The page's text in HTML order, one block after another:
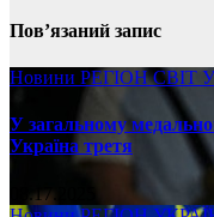
Пов’язаний запис
Новини РЕГІОНСВІТ
У загальному
Україна третя
08.17.2025